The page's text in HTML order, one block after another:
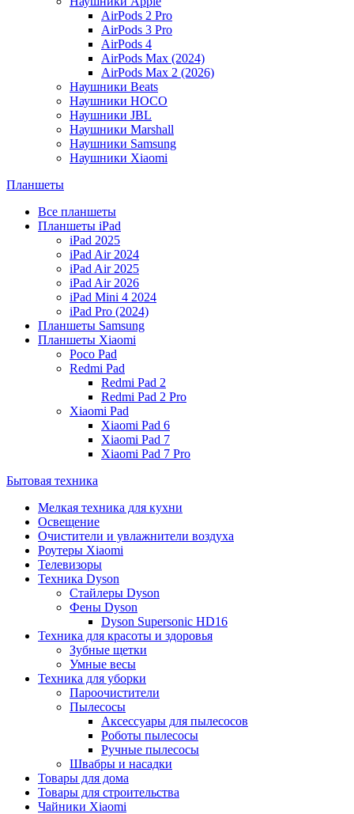
AirPods 2 Pro
AirPods 3 Pro
AirPods 4
AirPods Max (2024)
AirPods Max 2 (2026)
Наушники Beats
Наушники HOCO
Наушники JBL
Наушники Marshall
Наушники Samsung
Наушники Xiaomi
Планшеты
Все планшеты
Планшеты iPad
iPad 2025
iPad Air 2024
iPad Air 2025
iPad Air 2026
iPad Mini 4 2024
iPad Pro (2024)
Планшеты Samsung
Планшеты Xiaomi
Poco Pad
Redmi Pad
Redmi Pad 2
Redmi Pad 2 Pro
Xiaomi Pad
Xiaomi Pad 6
Xiaomi Pad 7
Xiaomi Pad 7 Pro
Бытовая техника
Мелкая техника для кухни
Освещение
Очистители и увлажнители воздуха
Роутеры Xiaomi
Телевизоры
Техника Dyson
Стайлеры Dyson
Фены Dyson
Dyson Supersonic HD16
Техника для красоты и здоровья
Зубные щетки
Умные весы
Техника для уборки
Пароочистители
Пылесосы
Аксессуары для пылесосов
Роботы пылесосы
Ручные пылесосы
Швабры и насадки
Товары для дома
Товары для строительства
Чайники Xiaomi